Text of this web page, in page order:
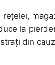
la
din